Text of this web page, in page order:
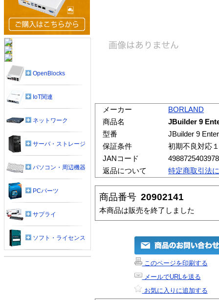
メーカー
BORLAND
商品名
JBuilder 9
型番
JBuilder 9
保証条件
初期不良対応
JANコード
4988725403978
返品について
特定商取引法
商品番号 20902141
本商品は販売を終了しました
このページを印刷する
メールでURLを送る
お気に入りに追加する
OpenBlocks
IoT関連
ネットワーク
サーバ・ストレージ
パソコン・周辺機器
PCパーツ
サプライ
ソフト・ライセンス